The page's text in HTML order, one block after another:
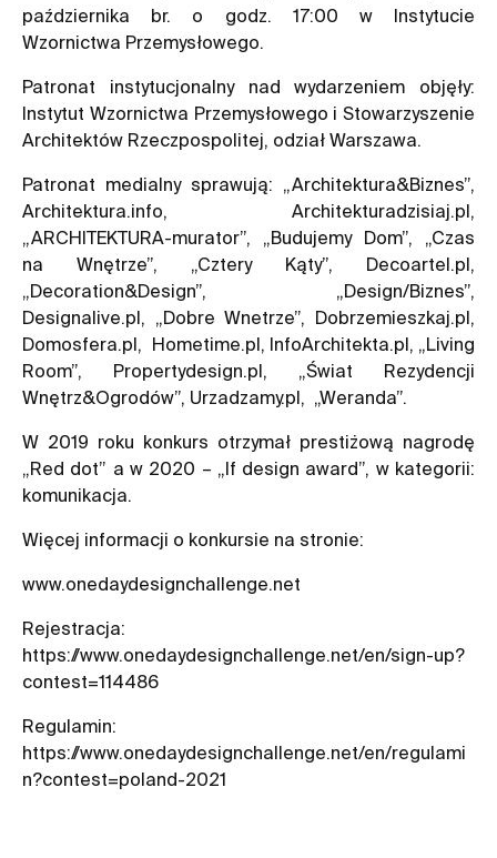
października br. o godz. 17:00 w Instytucie
Wzornictwa Przemysłowego.
Patronat instytucjonalny nad wydarzeniem objęły:
Instytut Wzornictwa Przemysłowego i Stowarzyszenie
Architektów Rzeczpospolitej, odział Warszawa.
Patronat medialny sprawują: „Architektura&Biznes”,
Architektura.info, Architekturadzisiaj.pl,
„ARCHITEKTURA-murator”, „Budujemy Dom”, „Czas
na Wnętrze”, „Cztery Kąty”, Decoartel.pl,
„Decoration&Design”, „Design/Biznes”,
Designalive.pl, „Dobre Wnetrze”, Dobrzemieszkaj.pl,
Domosfera.pl, Hometime.pl, InfoArchitekta.pl, „Living
Room”, Propertydesign.pl, „Świat Rezydencji
Wnętrz&Ogrodów”, Urzadzamy.pl, „Weranda”.
W 2019 roku konkurs otrzymał prestiżową nagrodę
„Red dot” a w 2020 – „If design award”, w kategorii:
komunikacja.
Więcej informacji o konkursie na stronie:
www.onedaydesignchallenge.net
Rejestracja:
https://www.onedaydesignchallenge.net/en/sign-up?
contest=114486
Regulamin:
https://www.onedaydesignchallenge.net/en/regulami
n?contest=poland-2021